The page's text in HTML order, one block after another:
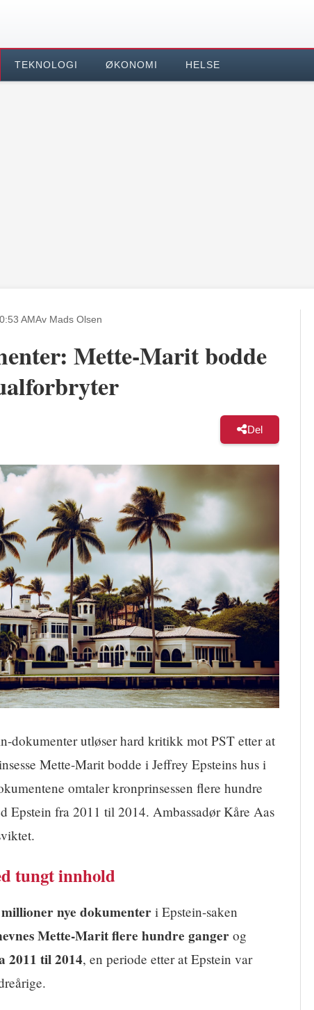
TEKNOLOGI ØKONOMI HELSE
AMAv Mads Olsen
Mette-Marit bodde
Del
dokumenter utløser hard kritikk mot PST etter at
Mette-Marit bodde i Jeffrey Epsteins hus i
omtaler kronprinsessen flere hundre
Epstein fra 2011 til 2014. Ambassadør Kåre Aas
tungt innhold
nye dokumenter i Epstein-saken
Mette-Marit flere hundre ganger og
2011 til 2014, en periode etter at Epstein var